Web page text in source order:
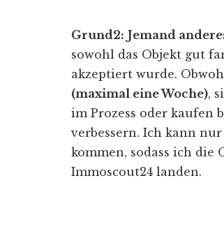
Grund2: Jemand
sowohl das Objekt gut
akzeptiert wurde.
(maximal eine Woche),
im Prozess oder kaufen
verbessern. Ich kann
kommen, sodass ich die
Immoscout24 landen.